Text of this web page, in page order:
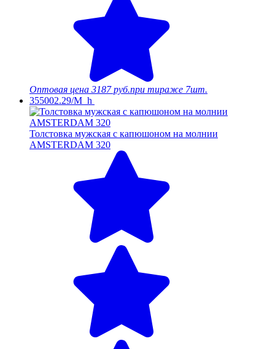
Оптовая цена 3187 руб.при тираже 7шт.
355002.29/M_h
Толстовка мужская с капюшоном на молнии
AMSTERDAM 320